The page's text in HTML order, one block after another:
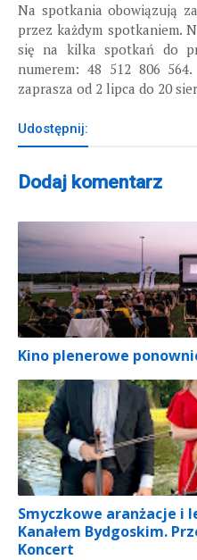
Na spotkania obowiązują
przez każdym spotkaniem.
się na kilka spotkań do
numerem: 48 512 806
zaprasza od 2 lipca do 20
Udostępnij:
Dodaj komentarz
Kino plenerowe
Smyczkowe aranżacje i
Kanałem Bydgoskim.
Koncert